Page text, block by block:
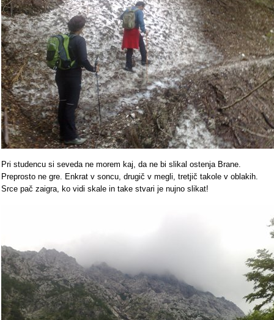
Pri studencu si seveda ne morem kaj, da ne bi slikal ostenja Brane.
Preprosto ne gre. Enkrat v soncu, drugič v megli, tretjič takole v oblakih.
Srce pač zaigra, ko vidi skale in take stvari je nujno slikat!